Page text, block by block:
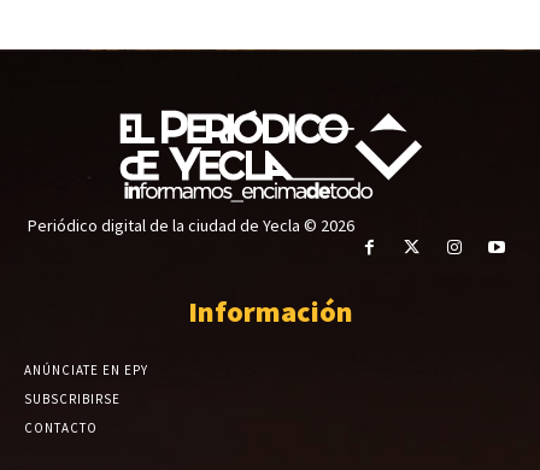
Periódico digital de la ciudad de Yecla © 2026
Información
ANÚNCIATE EN EPY
SUBSCRIBIRSE
CONTACTO